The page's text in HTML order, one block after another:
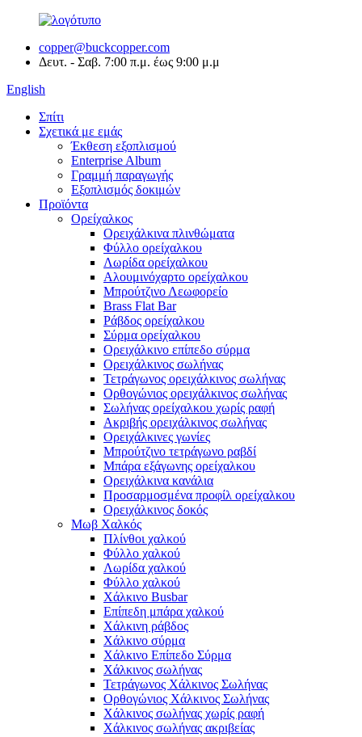
copper@buckcopper.com
Δευτ. - Σαβ. 7:00 π.μ. έως 9:00 μ.μ
English
Σπίτι
Σχετικά με εμάς
Έκθεση εξοπλισμού
Enterprise Album
Γραμμή παραγωγής
Εξοπλισμός δοκιμών
Προϊόντα
Ορείχαλκος
Ορειχάλκινα πλινθώματα
Φύλλο ορείχαλκου
Λωρίδα ορείχαλκου
Αλουμινόχαρτο ορείχαλκου
Μπρούτζινο Λεωφορείο
Brass Flat Bar
Ράβδος ορείχαλκου
Σύρμα ορείχαλκου
Ορειχάλκινο επίπεδο σύρμα
Ορειχάλκινος σωλήνας
Τετράγωνος ορειχάλκινος σωλήνας
Ορθογώνιος ορειχάλκινος σωλήνας
Σωλήνας ορείχαλκου χωρίς ραφή
Ακριβής ορειχάλκινος σωλήνας
Ορειχάλκινες γωνίες
Μπρούτζινο τετράγωνο ραβδί
Μπάρα εξάγωνης ορείχαλκου
Ορειχάλκινα κανάλια
Προσαρμοσμένα προφίλ ορείχαλκου
Ορειχάλκινος δοκός
Μωβ Χαλκός
Πλίνθοι χαλκού
Φύλλο χαλκού
Λωρίδα χαλκού
Φύλλο χαλκού
Χάλκινο Busbar
Επίπεδη μπάρα χαλκού
Χάλκινη ράβδος
Χάλκινο σύρμα
Χάλκινο Επίπεδο Σύρμα
Χάλκινος σωλήνας
Τετράγωνος Χάλκινος Σωλήνας
Ορθογώνιος Χάλκινος Σωλήνας
Χάλκινος σωλήνας χωρίς ραφή
Χάλκινος σωλήνας ακριβείας